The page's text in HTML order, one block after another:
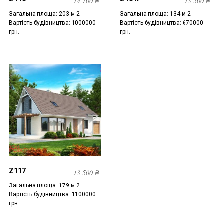
Загальна площа: 203 м 2
Вартість будівництва: 1000000
грн.
Загальна площа: 134 м 2
Вартість будівництва: 670000
грн.
Z117 13 500₴
Загальна площа: 179 м 2
Вартість будівництва: 1100000
грн.